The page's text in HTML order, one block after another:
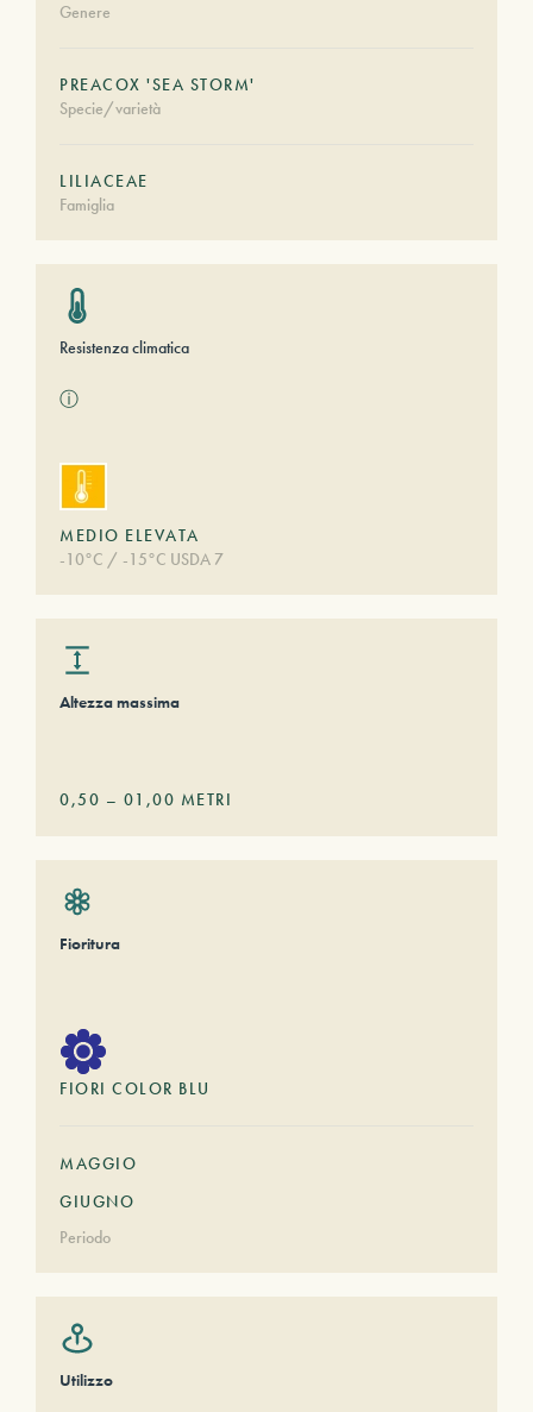
Genere
PREACOX 'SEA STORM'
Specie/varietà
LILIACEAE
Famiglia
Resistenza climatica
ⓘ
MEDIO ELEVATA
-10°C / -15°C USDA 7
Altezza massima
0,50 – 01,00 METRI
Fioritura
FIORI COLOR BLU
MAGGIO
GIUGNO
Periodo
Utilizzo